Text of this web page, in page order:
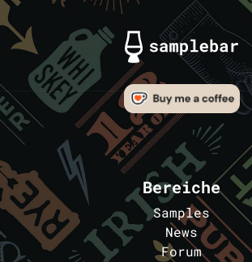
Bereiche
Samples
News
Forum